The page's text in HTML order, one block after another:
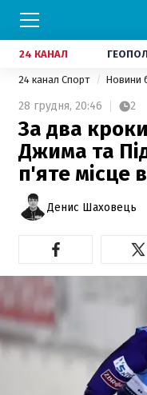
24 КАНАЛ
24 канал Спорт Новини
28 грудня, 20:46 2
За два
Джима та
п'яте місце
Денис Шаховець